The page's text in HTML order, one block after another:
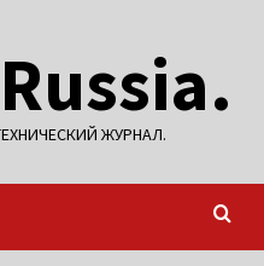
ЖУРНАЛ.